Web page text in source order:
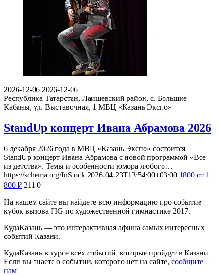
2026-12-06 2026-12-06
Республика Татарстан, Лаишевский район, с. Большие
Кабаны, ул. Выставочная, 1 МВЦ «Казань Экспо»
StandUp концерт Ивана Абрамова 2026
6 декабря 2026 года в МВЦ «Казань Экспо» состоится
StandUp концерт Ивана Абрамова с новой программой «Все
из детства». Темы и особенности юмора любого…
https://schema.org/InStock 2026-04-23T13:54:00+03:00 1800 от 1
800 ₽ 211 0
На нашем сайте вы найдете всю информацию про событие
кубок вызова FIG по художественной гимнастике 2017.
КудаКазань — это интерактивная афиша самых интересных
событий Казани.
КудаКазань в курсе всех событий, которые пройдут в Казани.
Если вы знаете о событии, которого нет на сайте, сообщите
нам!